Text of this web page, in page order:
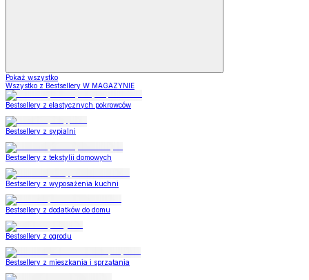
Pokaż wszystko
Wszystko z Bestsellery W MAGAZYNIE
Bestsellery z elastycznych pokrowców
Bestsellery z sypialni
Bestsellery z tekstylii domowych
Bestsellery z wyposażenia kuchni
Bestsellery z dodatków do domu
Bestsellery z ogrodu
Bestsellery z mieszkania i sprzątania